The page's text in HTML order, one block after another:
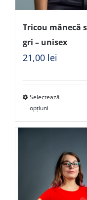
Tricou mânecă
gri – unisex
21,00 lei
Selectează
opțiuni